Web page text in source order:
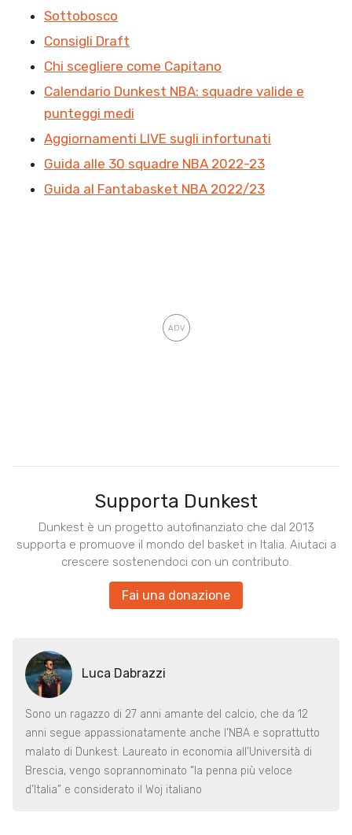
Sottobosco
Consigli Draft
Chi scegliere come Capitano
Calendario Dunkest NBA: squadre valide e
punteggi medi
Aggiornamenti LIVE sugli infortunati
Guida alle 30 squadre NBA 2022-23
Guida al Fantabasket NBA 2022/23
Supporta Dunkest
Dunkest è un progetto autofinanziato che dal 2013
supporta e promuove il mondo del basket in Italia. Aiutaci a
crescere sostenendoci con un contributo.
Fai una donazione
Luca Dabrazzi
Sono un ragazzo di 27 anni amante del calcio, che da 12
anni segue appassionatamente anche l’NBA e soprattutto
malato di Dunkest. Laureato in economia all’Università di
Brescia, vengo soprannominato “la penna più veloce
d’Italia” e considerato il Woj italiano